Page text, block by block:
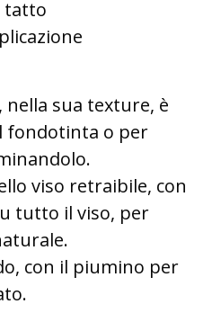
tatto
nella sua texture, è
fondotinta o per
viso retraibile, con
tutto il viso, per
con il piumino per